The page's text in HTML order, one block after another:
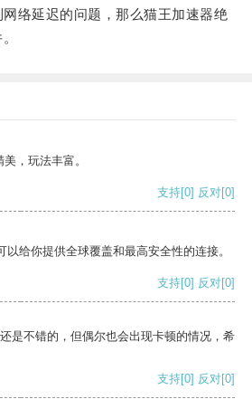
延迟的问题，那么猫王加速器绝
，玩法丰富。
支持[0] 反对[0]
给你提供全球覆盖和最高安全性的连接。
支持[0] 反对[0]
是不错的，但偶尔也会出现卡顿的情况，希
支持[0] 反对[0]